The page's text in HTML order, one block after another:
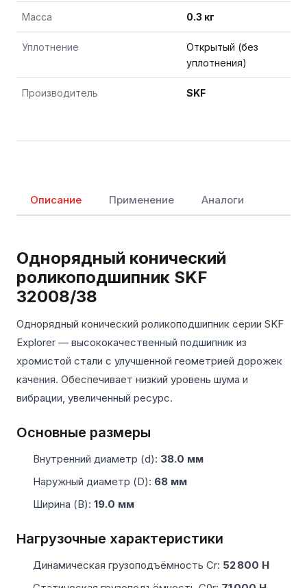
Масса 0.3 кг
Уплотнение
Открытый (без
уплотнения)
Производитель SKF
Описание Применение Аналоги
Однорядный конический
роликоподшипник SKF
32008/38
Однорядный конический роликоподшипник серии SKF
Explorer — высококачественный подшипник из
хромистой стали с улучшенной геометрией дорожек
качения. Обеспечивает низкий уровень шума и
вибрации, увеличенный ресурс.
Основные размеры
Внутренний диаметр (d): 38.0 мм
Наружный диаметр (D): 68 мм
Ширина (B): 19.0 мм
Нагрузочные характеристики
Динамическая грузоподъёмность Cr: 52 800 Н